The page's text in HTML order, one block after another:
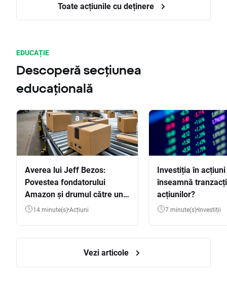
Toate acțiunile cu deținere
EDUCAȚIE
Descoperă secțiunea
educațională
Averea lui Jeff Bezos:
Povestea fondatorului
Amazon și drumul către una
dintre cele mai mari averi
14 minute(s) Acțiuni
Investiția în
înseamnă
acțiunilor?
7 minute(s) Investiții
Vezi articole